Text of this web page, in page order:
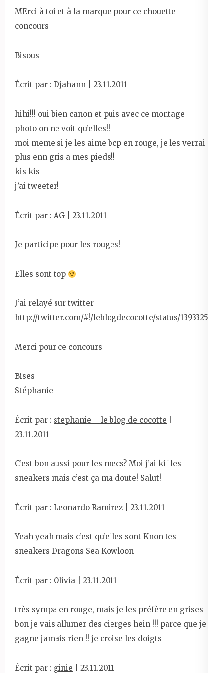
MErci à toi et à la marque pour ce chouette
concours
Bisous
Écrit par : Djahann | 23.11.2011
hihi!!! oui bien canon et puis avec ce montage
photo on ne voit qu’elles!!!
moi meme si je les aime bcp en rouge, je les verrai
plus enn gris a mes pieds!!
kis kis
j’ai tweeter!
Écrit par : AG | 23.11.2011
Je participe pour les rouges!
Elles sont top
J’ai relayé sur twitter
http://twitter.com/#!/leblogdecocotte/status/
Merci pour ce concours
Bises
Stéphanie
Écrit par : stephanie – le blog de cocotte
23.11.2011
C’est bon aussi pour les mecs? Moi j’ai kif les
sneakers mais c’est ça ma doute! Salut!
Écrit par : Leonardo Ramirez | 23.11.2011
Yeah yeah mais c’est qu’elles sont Knon tes
sneakers Dragons Sea Kowloon
Écrit par : Olivia | 23.11.2011
très sympa en rouge, mais je les préfère en grises
bon je vais allumer des cierges hein !!! parce que je
gagne jamais rien !! je croise les doigts
Écrit par : ginie | 23.11.2011